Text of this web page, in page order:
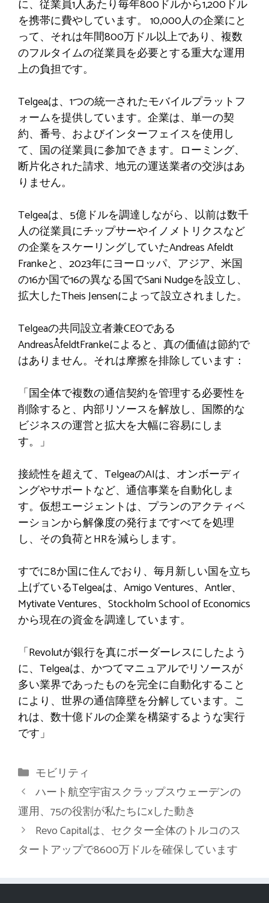
に、従業員1人あたり毎年800ドルから1,200ドル
を携帯に費やしています。 10,000人の企業にと
って、それは年間800万ドル以上であり、複数
のフルタイムの従業員を必要とする重大な運用
上の負担です。
Telgeaは、1つの統一されたモバイルプラットフ
ォームを提供しています。企業は、単一の契
約、番号、およびインターフェイスを使用し
て、国の従業員に参加できます。ローミング、
断片化された請求、地元の運送業者の交渉はあ
りません。
Telgeaは、5億ドルを調達しながら、以前は数千
人の従業員にチップサーやイノメトリクスなど
の企業をスケーリングしていたAndreas Afeldt
Frankeと、2023年にヨーロッパ、アジア、米国
の16か国で16の異なる国でSani Nudgeを設立し、
拡大したTheis Jensenによって設立されました。
Telgeaの共同設立者兼CEOである
AndreasÅfeldtFrankeによると、真の価値は節約で
はありません。それは摩擦を排除しています：
「国全体で複数の通信契約を管理する必要性を
削除すると、内部リソースを解放し、国際的な
ビジネスの運営と拡大を大幅に容易にしま
す。」
接続性を超えて、TelgeaのAIは、オンボーディ
ングやサポートなど、通信事業を自動化しま
す。仮想エージェントは、プランのアクティベ
ーションから解像度の発行まですべてを処理
し、その負荷とHRを減らします。
すでに8か国に住んでおり、毎月新しい国を立ち
上げているTelgeaは、Amigo Ventures、Antler、
Mytivate Ventures、Stockholm School of Economics
から現在の資金を調達しています。
「Revolutが銀行を真にボーダーレスにしたよう
に、Telgeaは、かつてマニュアルでリソースが
多い業界であったものを完全に自動化すること
により、世界の通信障壁を分解しています。こ
れは、数十億ドルの企業を構築するような実行
です」
カ
テ
ゴ
リ
ー
モビリティ
ハート航空宇宙スクラップスウェーデンの
運用、75の役割が私たちにxした動き
Revo Capitalは、セクター全体のトルコのス
タートアップで8600万ドルを確保しています